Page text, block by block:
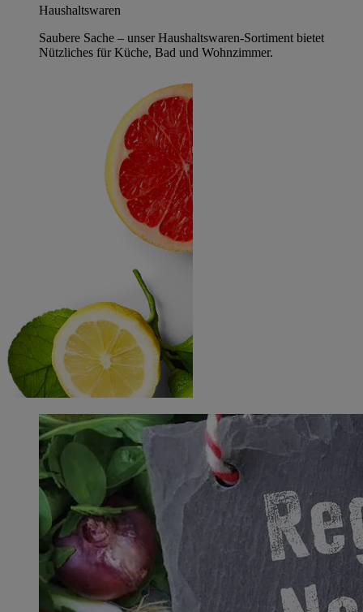
Haushaltswaren
Saubere Sache – unser Haushaltswaren-Sortiment bietet
Nützliches für Küche, Bad und Wohnzimmer.